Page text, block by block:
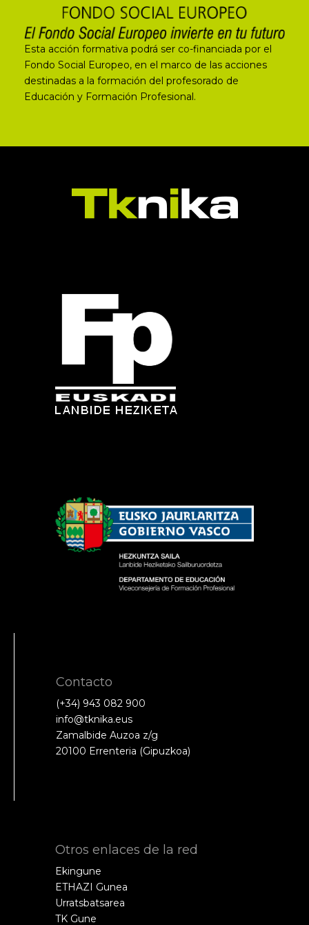
Esta acción formativa podrá ser co-financiada por el
Fondo Social Europeo, en el marco de las acciones
destinadas a la formación del profesorado de
Educación y Formación Profesional.
Contacto
(+34) 943 082 900
info@tknika.eus
Zamalbide Auzoa z/g
20100 Errenteria (Gipuzkoa)
Otros enlaces de la red
Ekingune
ETHAZI Gunea
Urratsbatsarea
TK Gune